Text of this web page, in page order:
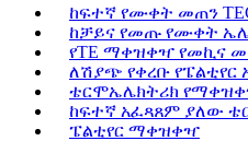
ከፍተኛ የሙቀት መጠን
ከቻይና የመጡ የሙቀት
የTE ማቀዝቀዣ የመኪና
ለሽያጭ የቀረቡ
ቴርሞኤሌክትሪክ
ከፍተኛ አፈጻጸም ያለው
ፔልቲየር ማቀዝቀዣ